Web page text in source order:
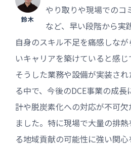
鈴木
やり取りや現場での
など、早い段階から実
自身のスキル不足を痛感しな
いキャリアを築けていると感じ
そうした業務や設備が実装さ
る中で、今後のDCE事業の成
計や脱炭素化への対応が不可
ました。特に現場で大量の排
る地域貢献の可能性に強い関